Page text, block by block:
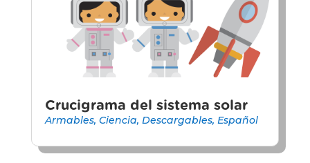
Crucigrama del sistema solar
Armables, Ciencia, Descargables, Español